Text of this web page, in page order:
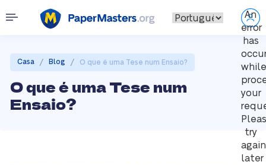
An
error
has
while
your
try
again
later
Casa / Blog / O que é uma Tese num Ensaio?
O que é uma Tese num
Ensaio?